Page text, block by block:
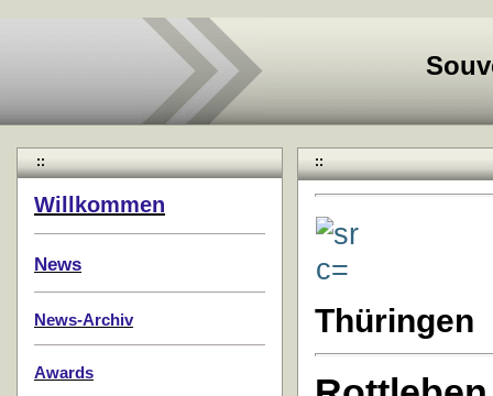
::
Willkommen
News
News-Archiv
Awards
::
Thüringen